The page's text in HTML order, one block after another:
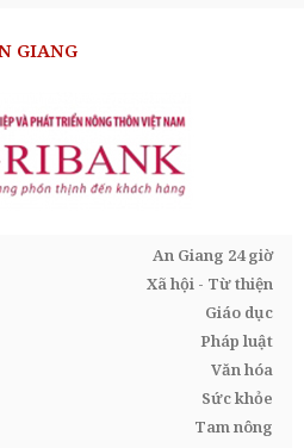
GIANG
An Giang 24 giờ
Xã hội - Từ thiện
Giáo dục
Pháp luật
Văn hóa
Sức khỏe
Tam nông